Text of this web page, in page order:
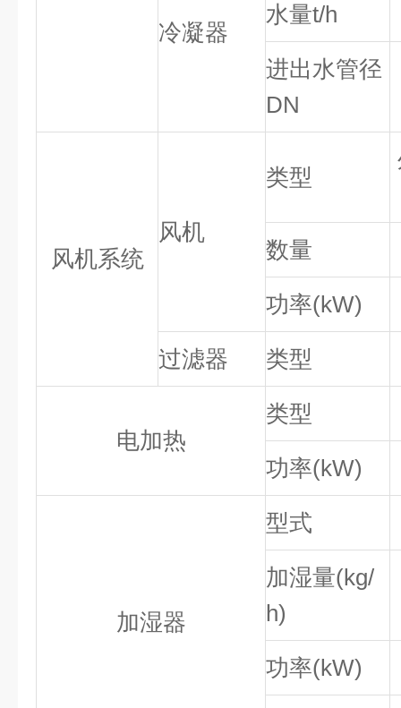
冷凝器
水量t/h
进出水管径
DN
风机系统
风机
类型
数量
功率(kW)
过滤器 类型
电加热
类型
功率(kW)
加湿器
型式
加湿量(kg/
h)
功率(kW)